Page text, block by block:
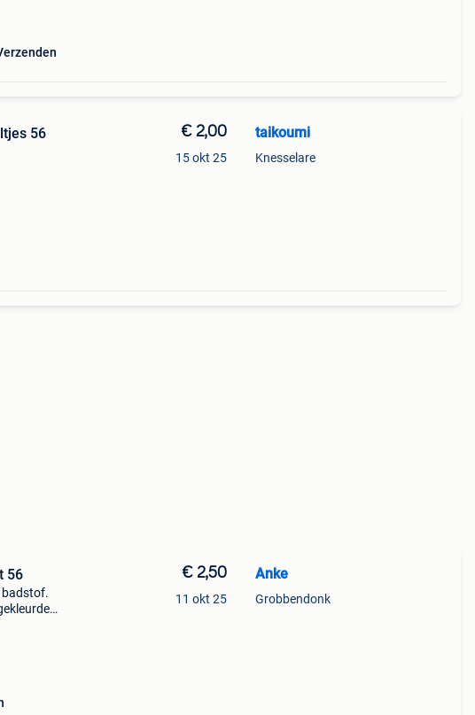
56 € 2,00
15 okt 25
taikoumi
Knesselare
56
badstof.
€ 2,50
11 okt 25
Anke
Grobbendonk